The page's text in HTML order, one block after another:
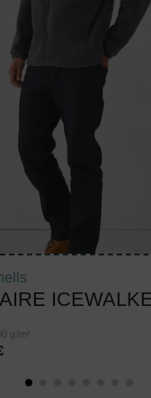
g/m²